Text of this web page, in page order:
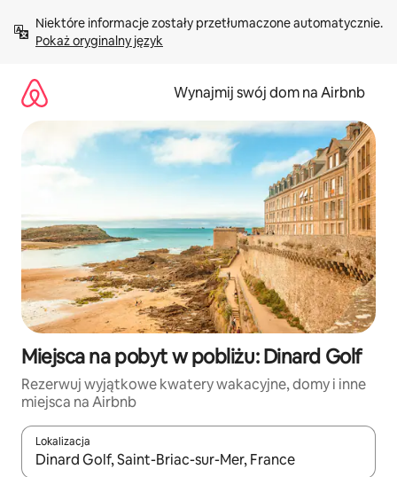
treści Pokaż oryginalny język
Wynajmij swój dom na Airbnb
Miejsca na pobyt w pobliżu: Dinard Golf
Rezerwuj wyjątkowe kwatery wakacyjne, domy i inne
miejsca na Airbnb
Lokalizacja
Gdy wyniki będą dostępne, możesz poruszać się po nich za